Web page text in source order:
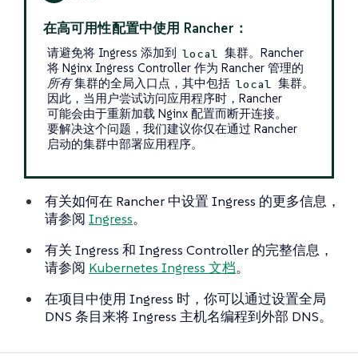
在高可用性配置中使用 Rancher：
请避免将 Ingress 添加到 local
集群。Rancher
将 Nginx Ingress Controller 作为 Rancher 管理的
所有集群的全局入口点，其中包括 local
集群。
因此，当用户尝试访问应用程序时，Rancher
可能会由于重新加载 Nginx 配置而断开连接。
要解决这个问题，我们建议你仅在通过 Rancher
启动的集群中部署应用程序。
有关如何在 Rancher 中设置 Ingress 的更多信息，
请参阅 Ingress。
有关 Ingress 和 Ingress Controller 的完整信息，
请参阅 Kubernetes Ingress 文档。
在项目中使用 Ingress 时，你可以通过设置全局
DNS 条目来将 Ingress 主机名编程到外部 DNS。